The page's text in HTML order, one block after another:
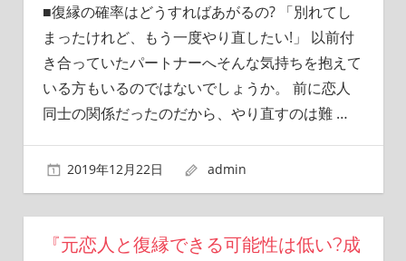
■復縁の確率はどうすればあがるの? 「別れてし
まったけれど、もう一度やり直したい!」 以前付
き合っていたパートナーへそんな気持ちを抱えて
いる方もいるのではないでしょうか。 前に恋人
同士の関係だったのだから、やり直すのは難 …
2019年12月22日 admin
『元恋人と復縁できる可能性は低い?成